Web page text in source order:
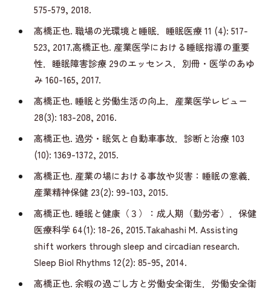
575-579, 2018.
高橋正也. 職場の光環境と睡眠．睡眠医療 11 (4): 517-
523, 2017.高橋正也. 産業医学における睡眠指導の重要
性．睡眠障害診療 29のエッセンス．別冊・医学のあゆ
み 160-165, 2017.
高橋正也. 睡眠と労働生活の向上．産業医学レビュー
28(3): 183-208, 2016.
高橋正也. 過労・眠気と自動車事故．診断と治療 103
(10): 1369-1372, 2015.
高橋正也. 産業の場における事故や災害：睡眠の意義．
産業精神保健 23(2): 99-103, 2015.
高橋正也. 睡眠と健康（３）：成人期（勤労者）．保健
医療科学 64(1): 18-26, 2015.Takahashi M. Assisting
shift workers through sleep and circadian research.
Sleep Biol Rhythms 12(2): 85-95, 2014.
高橋正也. 余暇の過ごし方と労働安全衛生．労働安全衛